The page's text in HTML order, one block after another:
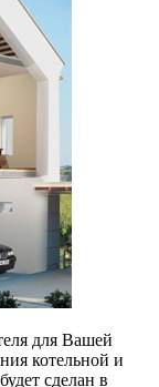
для Вашей
котельной и
сделан в